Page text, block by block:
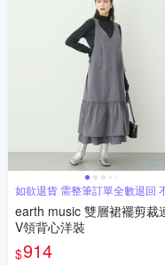
如欲退貨 需整筆訂單全數退回
單退
earth music 雙層裙襬剪裁連身
V領背心洋裝
$914